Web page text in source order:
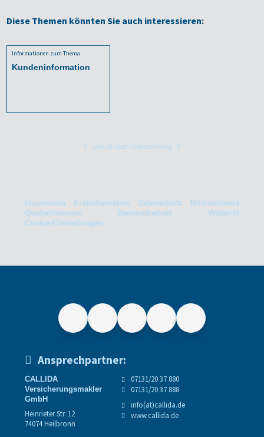
Diese Themen könnten Sie auch interessieren:
Informationen zum Thema
Kundeninformation
zurück zum Seitenanfang
Impressum Erstinformation Datenschutz
Bildnachweis
Quellenhinweis
Barrierefreiheit
Widerruf
Cookie-Einstellungen
Ansprechpartner:
CALLIDA
Versicherungsmakler
GmbH
Heinrieter Str. 12
74074 Heilbronn
07131/20 37 880
07131/20 37 888
info(at)callida.de
www.callida.de